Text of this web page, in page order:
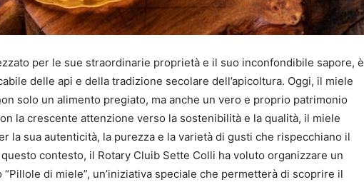
per le sue straordinarie proprietà e il suo inconfondibile sapore, è
delle api e della tradizione secolare dell’apicoltura. Oggi, il miele
solo un alimento pregiato, ma anche un vero e proprio patrimonio
la crescente attenzione verso la sostenibilità e la qualità, il miele
la sua autenticità, la purezza e la varietà di gusti che rispecchiano il
contesto, il Rotary Cluib Sette Colli ha voluto organizzare un
di miele”, un’iniziativa speciale che permetterà di scoprire il